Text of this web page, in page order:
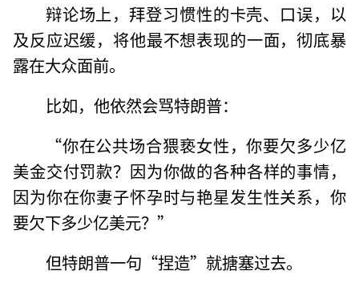
辩论场上，拜登习惯性的卡壳、口误，以
及反应迟缓，将他最不想表现的一面，彻底暴
露在大众面前。
比如，他依然会骂特朗普：
“你在公共场合猥亵女性，你要欠多少亿
美金交付罚款？因为你做的各种各样的事情，
因为你在你妻子怀孕时与艳星发生性关系，你
要欠下多少亿美元？”
但特朗普一句“捏造”就搪塞过去。